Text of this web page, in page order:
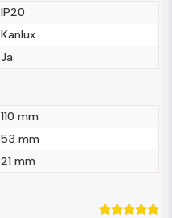
IP20
Kanlux
Ja
110 mm
53 mm
21 mm